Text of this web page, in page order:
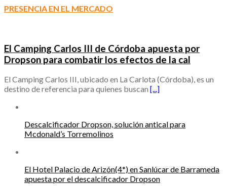
PRESENCIA EN EL MERCADO
El Camping Carlos III de Córdoba apuesta por
Dropson para combatir los efectos de la cal
El Camping Carlos III, ubicado en La Carlota (Córdoba), es un
destino de referencia para quienes buscan [...]
Descalcificador Dropson, solución antical para
Mcdonald’s Torremolinos
El Hotel Palacio de Arizón(4*) en Sanlúcar de Barrameda
apuesta por el descalcificador Dropson